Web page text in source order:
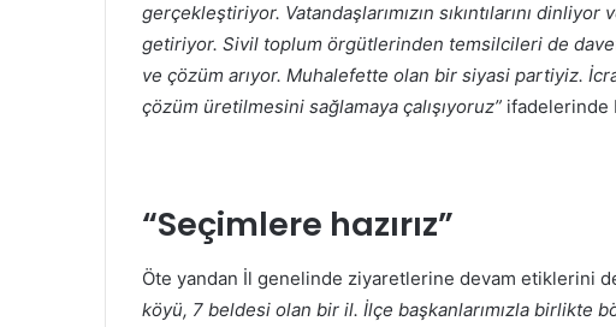
gerçekleştiriyor. Vatandaşlarımızın sıkıntılarını dinliyor
getiriyor. Sivil toplum örgütlerinden temsilcileri de
ve çözüm arıyor. Muhalefette olan bir siyasi partiyiz.
çözüm üretilmesini sağlamaya çalışıyoruz” ifadelerinde
“Seçimlere hazırız”
Öte yandan İl genelinde ziyaretlerine devam etiklerini
köyü, 7 beldesi olan bir il. İlçe başkanlarımızla birlikte